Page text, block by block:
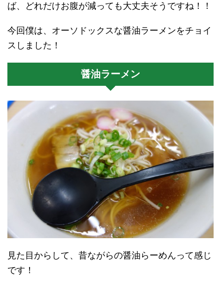
ば、どれだけお腹が減っても大丈夫そうですね！！
今回僕は、オーソドックスな醤油ラーメンをチョイ
スしました！
醤油ラーメン
見た目からして、昔ながらの醤油らーめんって感じ
です！